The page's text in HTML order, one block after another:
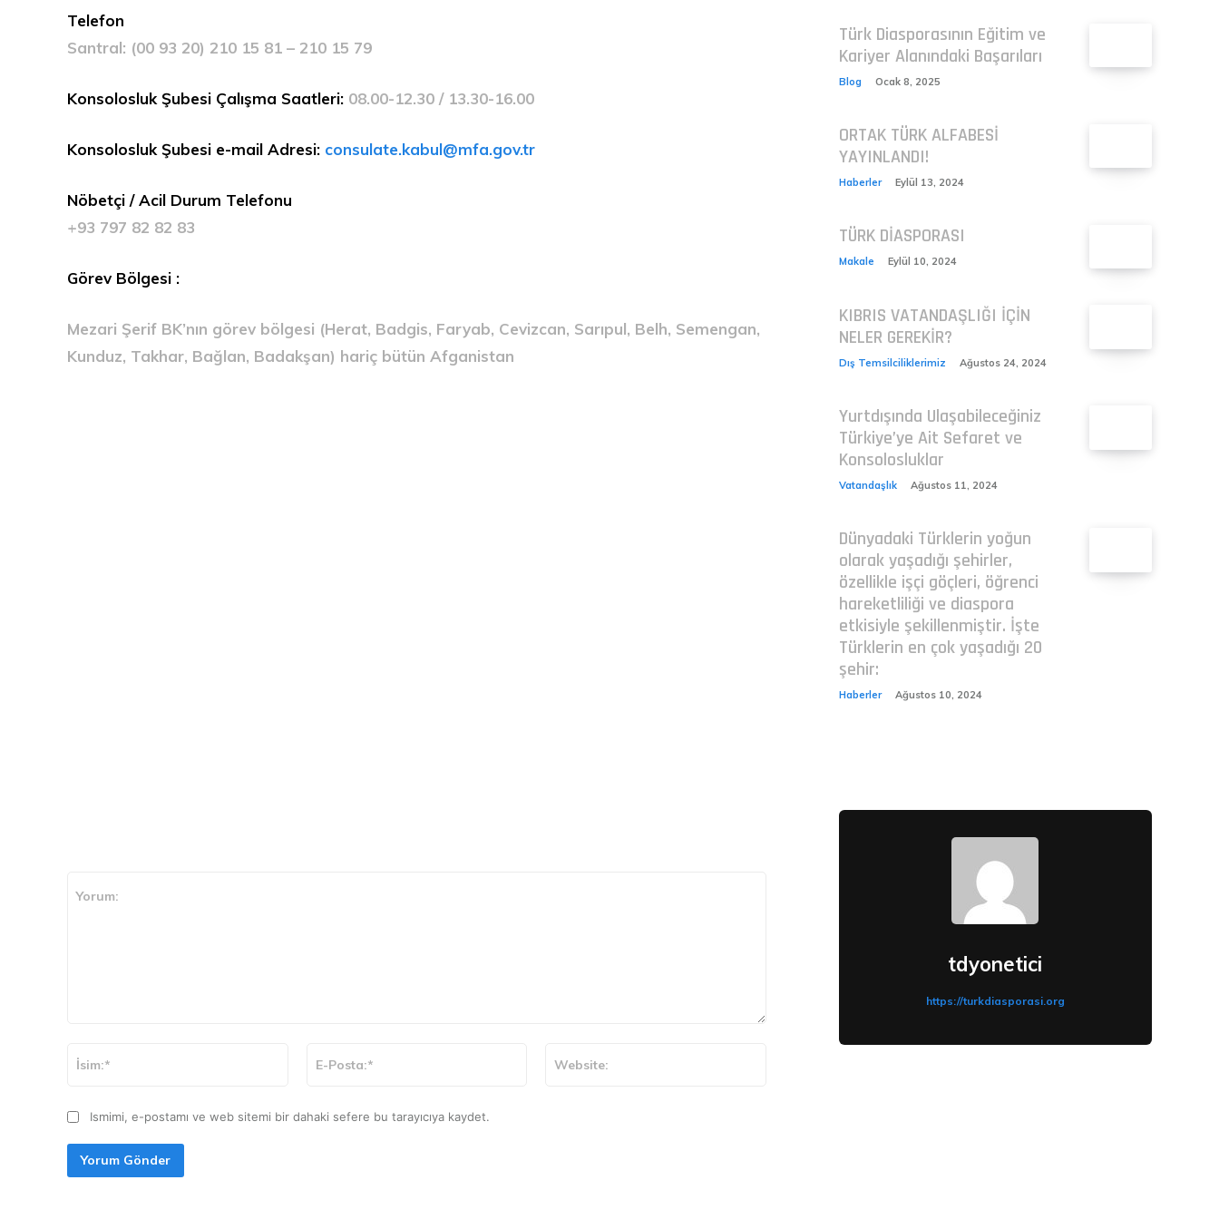
Telefon
Santral: (00 93 20) 210 15 81 – 210 15 79
Konsolosluk Şubesi Çalışma Saatleri: 08.00-12.30 / 13.30-16.00
Konsolosluk Şubesi e-mail Adresi: consulate.kabul@mfa.gov.tr
Nöbetçi / Acil Durum Telefonu
+93 797 82 82 83
Görev Bölgesi :
Mezari Şerif BK’nın görev bölgesi (Herat, Badgis, Faryab, Cevizcan, Sarıpul, Belh, Semengan,
Kunduz, Takhar, Bağlan, Badakşan) hariç bütün Afganistan
Türk Diasporasının Eğitim ve
Kariyer Alanındaki Başarıları
Blog Ocak 8, 2025
ORTAK TÜRK ALFABESİ
YAYINLANDI!
Haberler Eylül 13, 2024
TÜRK DİASPORASI
Makale Eylül 10, 2024
KIBRIS VATANDAŞLIĞI İÇİN
NELER GEREKİR?
Dış Temsilciliklerimiz Ağustos 24, 2024
Yurtdışında Ulaşabileceğiniz
Türkiye’ye Ait Sefaret ve
Konsolosluklar
Vatandaşlık Ağustos 11, 2024
Dünyadaki Türklerin yoğun
olarak yaşadığı şehirler,
özellikle işçi göçleri, öğrenci
hareketliliği ve diaspora
etkisiyle şekillenmiştir. İşte
Türklerin en çok yaşadığı 20
şehir:
Haberler Ağustos 10, 2024
Posta:*
Ismimi, e-postamı ve web sitemi bir dahaki sefere bu tarayıcıya kaydet.
tdyonetici
https://turkdiasporasi.org